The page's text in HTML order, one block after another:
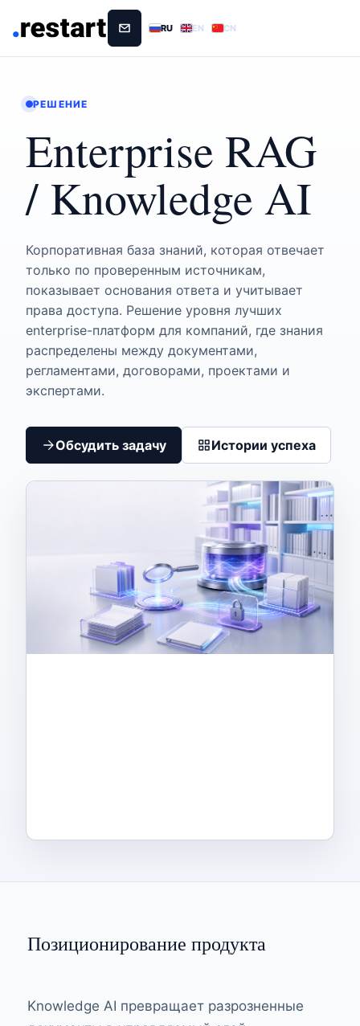
RU EN CN
РЕШЕНИЕ
Enterprise RAG
/ Knowledge AI
Корпоративная база знаний, которая отвечает
только по проверенным источникам,
показывает основания ответа и учитывает
права доступа. Решение уровня лучших
enterprise-платформ для компаний, где знания
распределены между документами,
регламентами, договорами, проектами и
экспертами.
Обсудить задачу Истории успеха
Позиционирование продукта
Knowledge AI превращает разрозненные